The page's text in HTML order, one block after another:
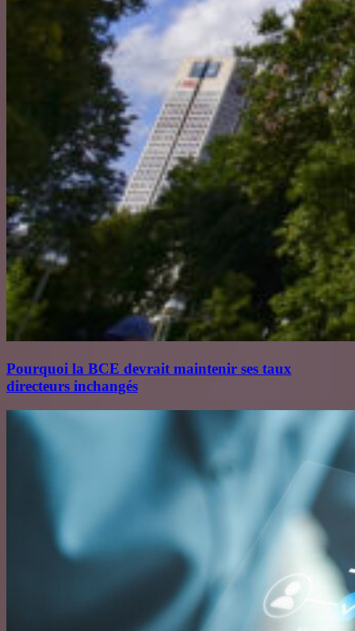
Pourquoi la BCE devrait maintenir ses taux
directeurs inchangés